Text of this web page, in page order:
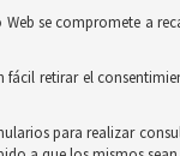
se compromete a
retirar el
para realizar